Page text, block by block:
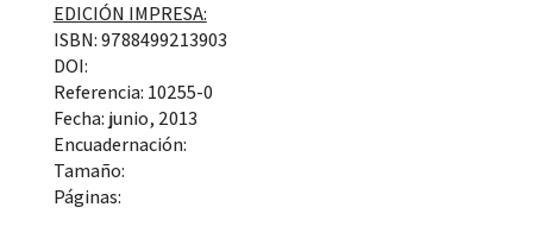
EDICIÓN IMPRESA:
ISBN: 9788499213903
DOI:
Referencia: 10255-0
Fecha: junio, 2013
Encuadernación:
Tamaño:
Páginas: